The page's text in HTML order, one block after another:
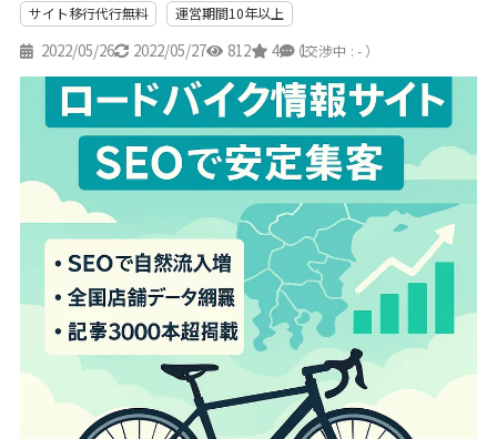
サイト移行代行無料
運営期間10年以上
2022/05/26 2022/05/27 812 4 1
（交渉中 : - ）